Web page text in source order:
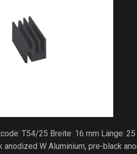
T54/25 Breite: 16 mm Länge:
anodized W Aluminium, pre-black